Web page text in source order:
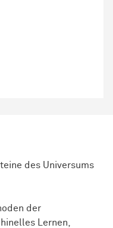
des Universums
der
Lernen,